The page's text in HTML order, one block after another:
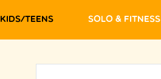
Kids/Teens Solo & Fitness